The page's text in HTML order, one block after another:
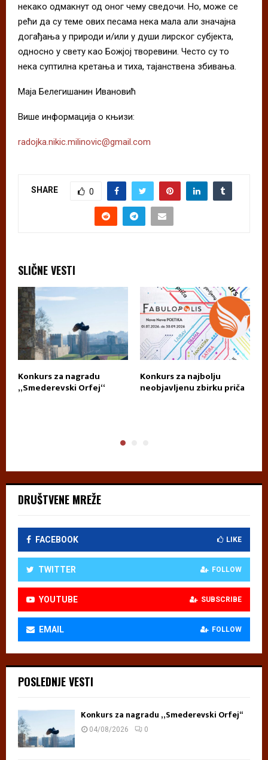
некако одмакнут од оног чему сведочи. Но, може се
рећи да су теме ових песама нека мала али значајна
догађања у природи и/или у души лирског субјекта,
односно у свету као Божјој творевини. Често су то
нека суптилна кретања и тиха, тајанствена збивања.
Маја Белегишанин Ивановић
Више информација о књизи:
radojka.nikic.milinovic@gmail.com
SHARE 0
SLIČNE VESTI
Konkurs za nagradu
„Smederevski Orfej“
Konkurs za najbolju
neobjavljenu zbirku priča
DRUŠTVENE MREŽE
FACEBOOK LIKE
TWITTER FOLLOW
YOUTUBE SUBSCRIBE
EMAIL FOLLOW
POSLEDNJE VESTI
Konkurs za nagradu „Smederevski Orfej“
04/08/2026 0